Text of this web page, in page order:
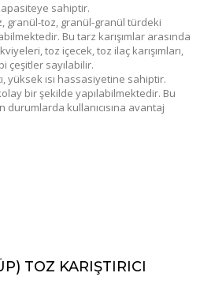
sahiptir.
granül-toz, granül-granül türdeki
Bu tarz karışımlar arasında
toz içecek, toz ilaç karışımları,
çeşitler sayılabilir.
yüksek ısı hassasiyetine sahiptir.
bir şekilde yapılabilmektedir. Bu
durumlarda kullanıcısına avantaj
TOZ KARIŞTIRICI